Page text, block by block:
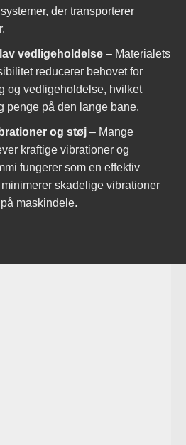
der transporterer
vedligeholdelse – Materialets
reducerer behovet for
og vedligeholdelse, hvilket
penge på den lange bane.
og støj – Mange
kraftige vibrationer og
fungerer som en effektiv
skadelige vibrationer
maskindele.